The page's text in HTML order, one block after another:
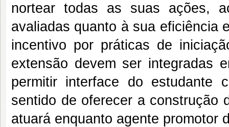
nortear todas as suas ações,
avaliadas quanto à sua eficiência
incentivo por práticas de
extensão devem ser integradas
permitir interface do estudante
sentido de oferecer a construção
atuará enquanto agente promotor